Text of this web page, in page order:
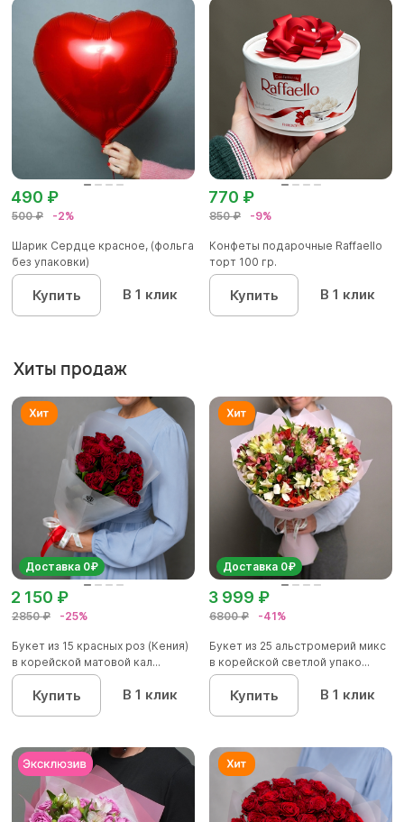
500 ₽ -2%
490 ₽
Шарик Сердце красное, (фольга
без упаковки)
Купить В 1 клик
850 ₽ -9%
770 ₽
Конфеты подарочные Raffaello
торт 100 гр.
Купить В 1 клик
Хиты продаж
Доставка 0₽
2850 ₽ -25%
2 150 ₽
Букет из 15 красных роз (Кения)
в корейской матовой кал...
Купить В 1 клик
Доставка 0₽
6800 ₽ -41%
3 999 ₽
Букет из 25 альстромерий микс
в корейской светлой упако...
Купить В 1 клик